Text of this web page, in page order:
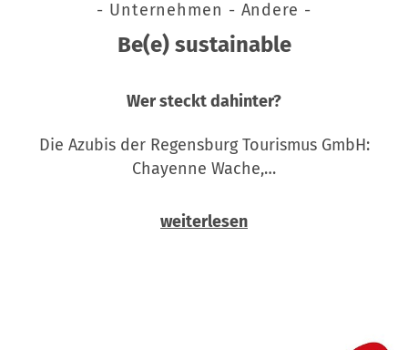
- Unternehmen - Andere -
Be(e) sustainable
Wer steckt dahinter?
Die Azubis der Regensburg Tourismus GmbH:
Chayenne Wache,…
weiterlesen